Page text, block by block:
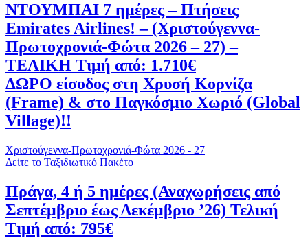
ΝΤΟΥΜΠΑΙ 7 ημέρες – Πτήσεις
Emirates Airlines! – (Χριστούγεννα-
Πρωτοχρονιά-Φώτα 2026 – 27) –
ΤΕΛΙΚΗ Τιμή από: 1.710€
ΔΩΡΟ είσοδος στη Χρυσή Κορνίζα
(Frame) & στο Παγκόσμιο Χωριό (Global
Village)!!
Χριστούγεννα-Πρωτοχρονιά-Φώτα 2026 - 27
Δείτε το Ταξιδιωτικό Πακέτο
Πράγα, 4 ή 5 ημέρες (Αναχωρήσεις από
Σεπτέμβριο έως Δεκέμβριο ’26) Τελική
Τιμή από: 795€